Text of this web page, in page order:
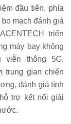
đầu tiên, phía
mạch đánh giá
triển
máy bay không
viễn thông 5G.
trung gian chiến
đánh giá tính
trợ kết nối giải